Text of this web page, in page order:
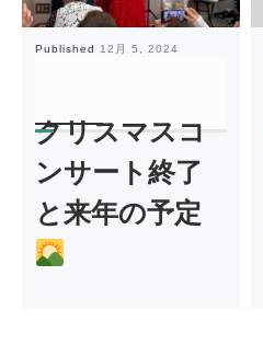
Published 12月 5, 2024
クリスマスコ
ンサート終了
と来年の予定